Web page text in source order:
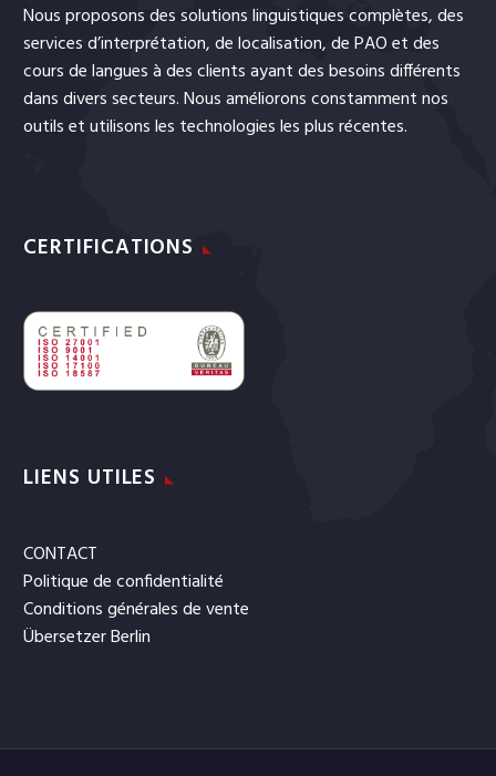
Nous proposons des solutions linguistiques complètes, des
servicesd’interprétation, delocalisation, dePAOetdes
cours de languesà des clients ayant des besoins différents
dans divers secteurs. Nous améliorons constamment nos
outils et utilisons les technologies les plus récentes.
CERTIFICATIONS
LIENS UTILES
CONTACT
Politique de confidentialité
Conditions générales de vente
Übersetzer Berlin